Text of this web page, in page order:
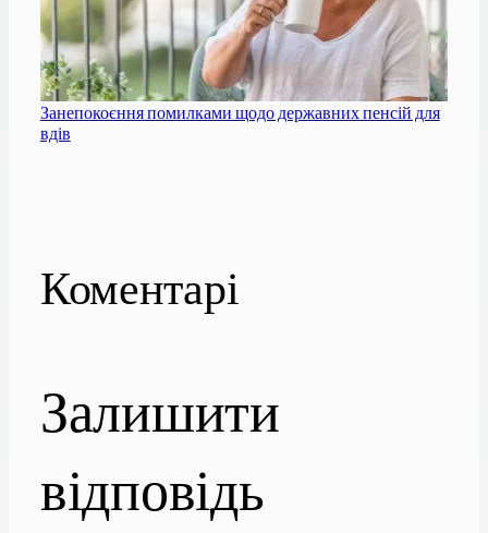
Занепокоєння помилками щодо державних пенсій для
вдів
Коментарі
Залишити
відповідь